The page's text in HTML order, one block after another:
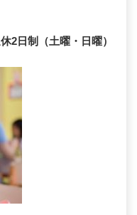
日制（土曜・日曜）